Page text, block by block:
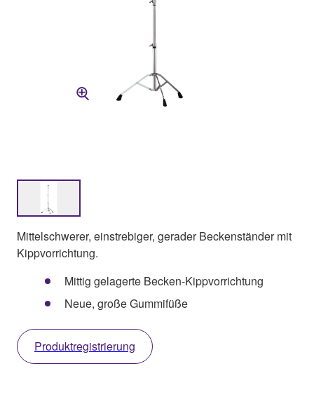
Mittelschwerer, einstrebiger, gerader Beckenständer mit
Kippvorrichtung.
Mittig gelagerte Becken-Kippvorrichtung
Neue, große Gummifüße
Produktregistrierung